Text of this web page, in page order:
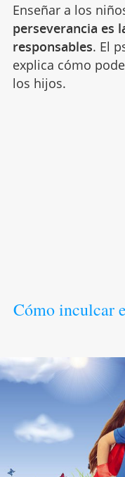
Enseñar a los
perseverancia es
responsables. El
explica cómo
los hijos.
Cómo inculcar